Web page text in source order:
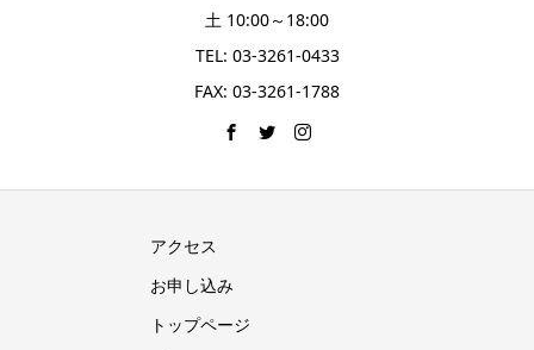
土 10:00～18:00
TEL: 03-3261-0433
FAX: 03-3261-1788
アクセス
お申し込み
トップページ